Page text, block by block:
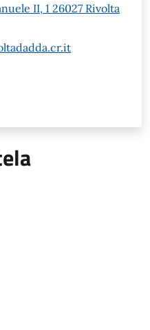
II, 1 26027 Rivolta